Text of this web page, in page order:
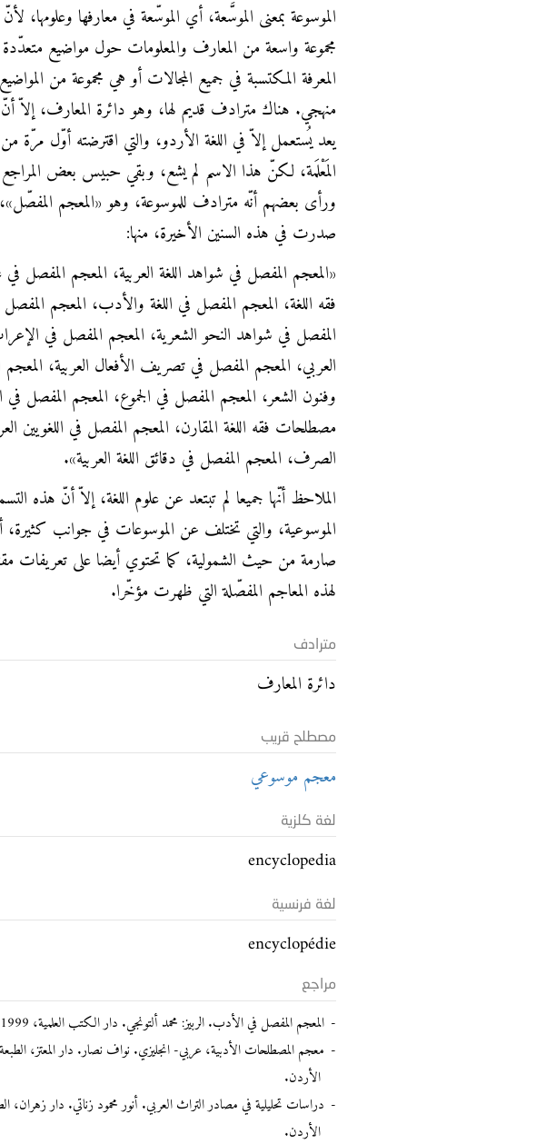
الموسوعة بمعنى الموسَّعة، أي الموسّعة في معارفها وعلومها،
مجموعة واسعة من المعارف والمعلومات حول مواضيع
المعرفة المكتسبة في جميع المجالات أو هي مجموعة من
منهجي. هناك مترادف قديم لها، وهو دائرة المعارف، إلاّ
يعد يُستعمل إلاّ في اللغة الأردو، والتي اقترضته أوّل مرّة
المَعْلَمة، لكنّ هذا الاسم لم يشع، وبقي حبيس بعض
ورأى بعضهم أنّه مترادف للموسوعة، وهو «المعجم
صدرت في هذه السنين الأخيرة، منها:
«المعجم المفصل في شواهد اللغة العربية، المعجم المفصل
فقه اللغة، المعجم المفصل في اللغة والأدب، المعجم المفصل
المفصل في شواهد النحو الشعرية، المعجم المفصل في
العربي، المعجم المفصل في تصريف الأفعال العربية،
وفنون الشعر، المعجم المفصل في الجموع، المعجم المفصل
مصطلحات فقه اللغة المقارن، المعجم المفصل في اللغويين
الصرف، المعجم المفصل في دقائق اللغة العربية».
الملاحظ أنّها جميعا لم تبتعد عن علوم اللغة، إلاّ أنّ هذه
الموسوعية، والتي تختلف عن الموسوعات في جوانب كثيرة،
صارمة من حيث الشمولية، كما تحتوي أيضا على تعريفات
لهذه المعاجم المفصّلة التي ظهرت مؤخّرا.
مترادف
دائرة المعارف
مصطلح قريب
معجم موسوعي
لغة كلزية
encyclopedia
لغة فرنسية
encyclopédie
مراجع
المعجم المفصل في الأدب. الربيز: محمد ألتونجي. دار الكتب العلمية، 1999م. بيروت، لبنان.
الأردن.
الأردن.